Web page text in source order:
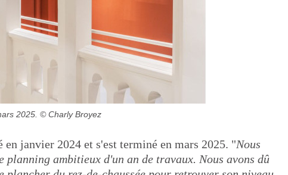
2025. © Charly Broyez
en janvier 2024 et s'est terminé en mars 2025. "Nous
planning ambitieux d'un an de travaux. Nous avons dû